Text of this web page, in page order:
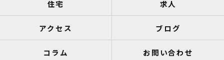
住宅 求人
アクセス ブログ
コラム お問い合わせ